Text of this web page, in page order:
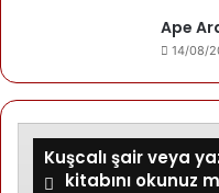
“Türkiye’nin işgaline
Kürtlere yönelik
yapmamasının”,
görüntü verilmesine
Ape
14/08/
Kuşcalı şair veya
kitabını okunuz